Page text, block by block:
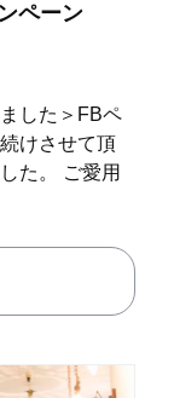
ペーン
した＞FBペ
けさせて頂
た。 ご愛用